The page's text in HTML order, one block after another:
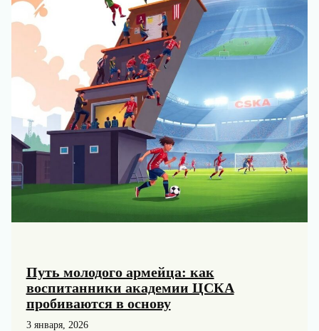
Путь молодого армейца: как
воспитанники академии ЦСКА
пробиваются в основу
3 января, 2026